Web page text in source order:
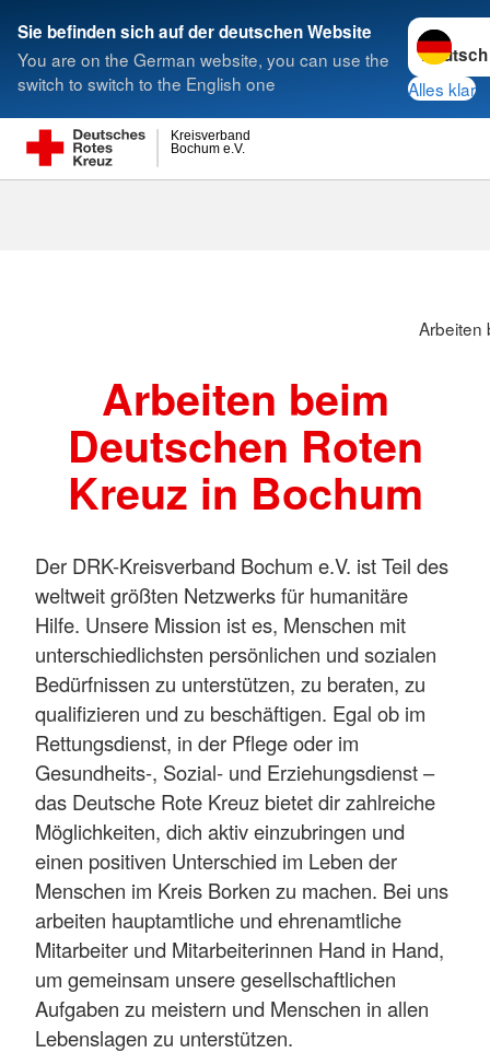
Sie befinden sich auf der deutschen Website
You are on the German website, you can use the
switch to switch to the English one
Sprache
Alles klar
Bochum e.V.
Kreisverband
Suche
Arbeiten
Arbeiten beim
Deutschen Roten
Kreuz in Bochum
Der DRK-Kreisverband Bochum e.V. ist Teil des
weltweit größten Netzwerks für humanitäre
Hilfe. Unsere Mission ist es, Menschen mit
unterschiedlichsten persönlichen und sozialen
Bedürfnissen zu unterstützen, zu beraten, zu
qualifizieren und zu beschäftigen. Egal ob im
Rettungsdienst, in der Pflege oder im
Gesundheits-, Sozial- und Erziehungsdienst –
das Deutsche Rote Kreuz bietet dir zahlreiche
Möglichkeiten, dich aktiv einzubringen und
einen positiven Unterschied im Leben der
Menschen im Kreis Borken zu machen. Bei uns
arbeiten hauptamtliche und ehrenamtliche
Mitarbeiter und Mitarbeiterinnen Hand in Hand,
um gemeinsam unsere gesellschaftlichen
Aufgaben zu meistern und Menschen in allen
Lebenslagen zu unterstützen.